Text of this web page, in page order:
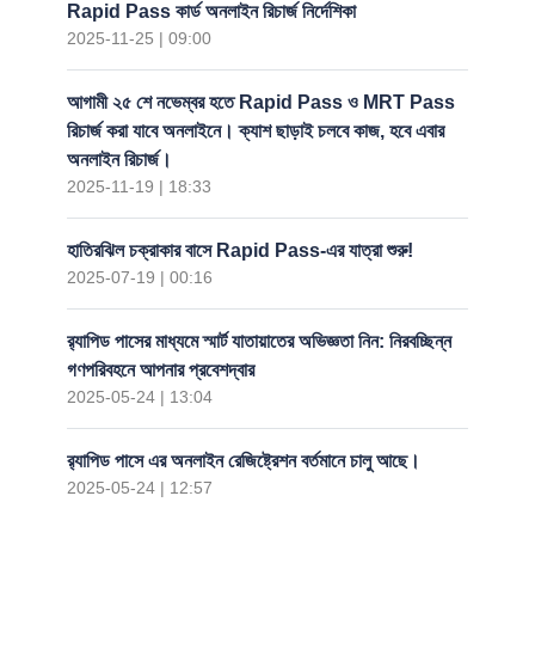
Rapid Pass কার্ড অনলাইন রিচার্জ নির্দেশিকা
2025-11-25 | 09:00
আগামী ২৫ শে নভেম্বর হতে Rapid Pass ও MRT Pass
রিচার্জ করা যাবে অনলাইনে। ক্যাশ ছাড়াই চলবে কাজ, হবে এবার
অনলাইন রিচার্জ।
2025-11-19 | 18:33
হাতিরঝিল চক্রাকার বাসে Rapid Pass-এর যাত্রা শুরু!
2025-07-19 | 00:16
র‍্যাপিড পাসের মাধ্যমে স্মার্ট যাতায়াতের অভিজ্ঞতা নিন: নিরবচ্ছিন্ন
গণপরিবহনে আপনার প্রবেশদ্বার
2025-05-24 | 13:04
র‍্যাপিড পাসে এর অনলাইন রেজিষ্ট্রেশন বর্তমানে চালু আছে।
2025-05-24 | 12:57